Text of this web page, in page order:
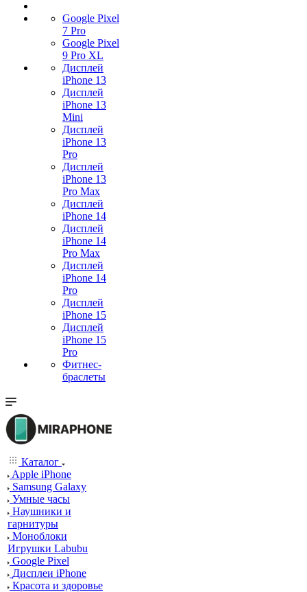
Google Pixel
7 Pro
Google Pixel
9 Pro XL
Дисплей
iPhone 13
Дисплей
iPhone 13
Mini
Дисплей
iPhone 13
Pro
Дисплей
iPhone 13
Pro Max
Дисплей
iPhone 14
Дисплей
iPhone 14
Pro Max
Дисплей
iPhone 14
Pro
Дисплей
iPhone 15
Дисплей
iPhone 15
Pro
Фитнес-
браслеты
Каталог
Apple iPhone
Samsung Galaxy
Умные часы
Наушники и
гарнитуры
Моноблоки
Игрушки Labubu
Google Pixel
Дисплеи iPhone
Красота и здоровье